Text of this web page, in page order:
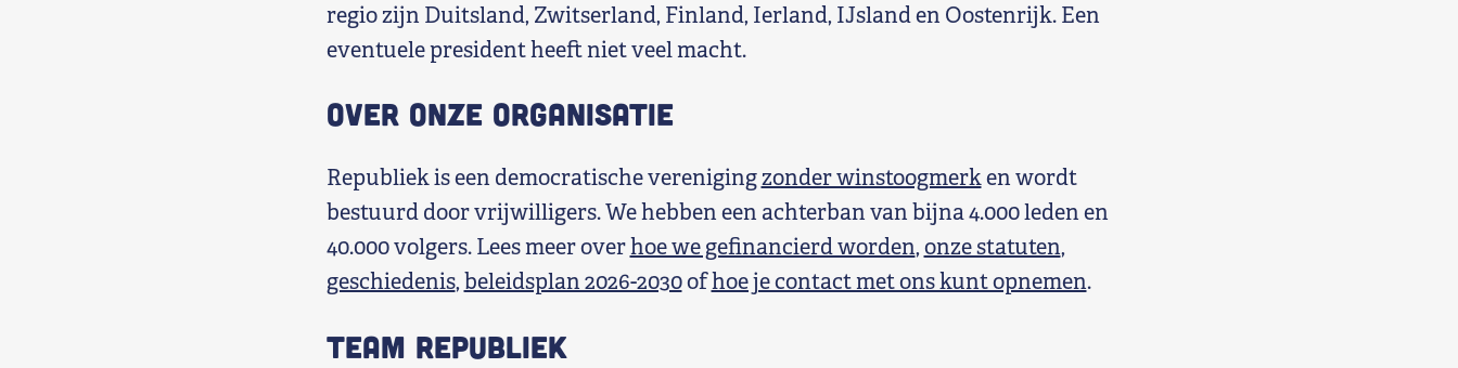
regio zijn Duitsland, Zwitserland, Finland, Ierland, IJsland en Oostenrijk. Een
eventuele president heeft niet veel macht.
Over onze organisatie
Republiek is een democratische verenigingzonder winstoogmerken wordt
bestuurd door vrijwilligers. We hebben een achterban van bijna 4.000 leden en
40.000 volgers. Lees meer overhoe we gefinancierd worden,onze statuten,
geschiedenis,beleidsplan 2026-2030ofhoe je contact met ons kunt opnemen.
Team Republiek